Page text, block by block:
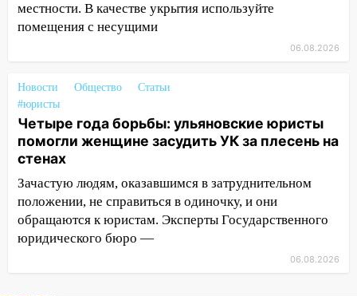
12:28 Миллион на «льготниках»: в
Ульяновской области перевозчик
12:10
Ульяновский алиментщик накопил
120 тысяч долга
11:49 Снят режим «Ракетная
опасность» на территории Ульяновской
области
11:30 Кабмин РФ разрешил до 1 июля
2027 года импорт, выпуск и обращение
бензина Евро 2, Евро 3, Евро 4
местности. В качестве укрытия используйте
помещения с несущими
06.08.2026
Новости Общество
Статьи
#юристы
Четыре года борьбы: ульяновские юристы
помогли женщине засудить УК за плесень на
стенах
Зачастую людям, оказавшимся в затруднительном
положении, не справиться в одиночку, и они
обращаются к юристам. Эксперты Государственного
юридического бюро —
06.08.2026